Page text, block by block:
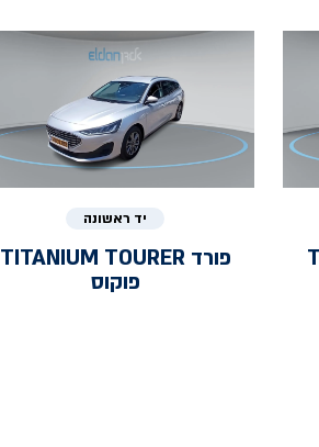
יד ראשונה
פורד TITANIUM TOURER
פוקוס